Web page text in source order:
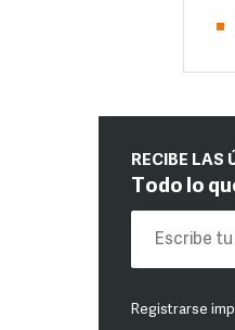
RECIBE LAS
Todo lo
Registrarse